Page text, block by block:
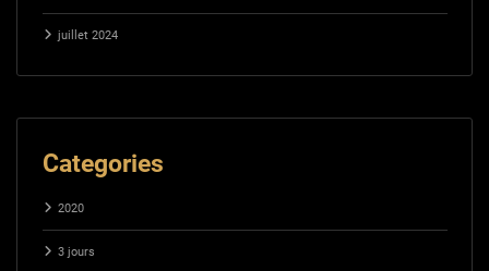
juillet 2024
Categories
2020
3 jours